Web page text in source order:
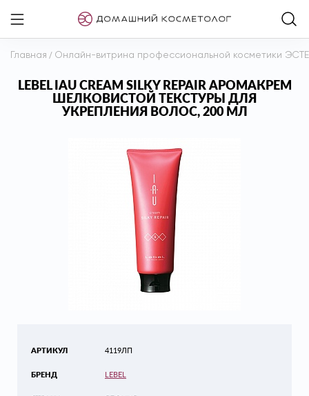
Главная / Онлайн-витрина профессиональной косметики
LEBEL IAU CREAM SILKY REPAIR АРОМАКРЕМ
ШЕЛКОВИСТОЙ ТЕКСТУРЫ ДЛЯ
УКРЕПЛЕНИЯ ВОЛОС, 200 МЛ
АРТИКУЛ
БРЕНД
4119ЛП
LEBEL